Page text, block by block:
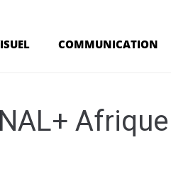
COMMUNICATION